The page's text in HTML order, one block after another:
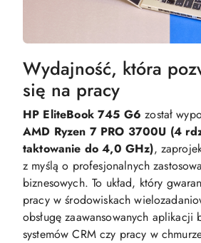
Wydajność, która
się na pracy
HP EliteBook 745 G6został
AMD Ryzen 7 PRO 3700U (4
taktowanie do 4,0 GHz),
z myślą o profesjonalnych
biznesowych. To układ, który
pracy w środowiskach
obsługę zaawansowanych aplikacji
systemów CRM czy pracy w